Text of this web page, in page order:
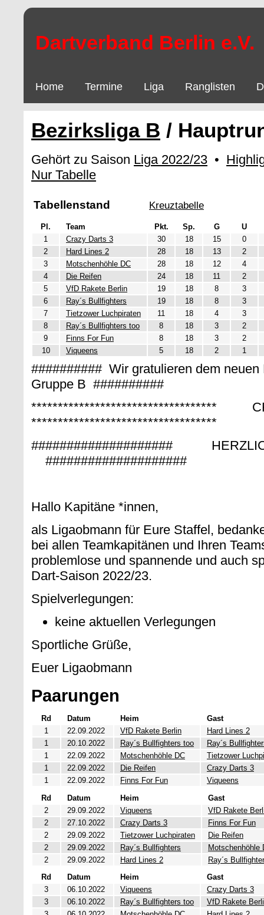
Dartverband Berlin e.V.
Home Termine Liga Ranglisten
Bezirksliga B /
Gehört zu Saison Liga 2022/23 •
Nur Tabelle
Tabellenstand Kreuztabelle
Pl. Team Pkt. Sp. G
U
1
Crazy Darts 3 30 18 15
0
2
Hard Lines 2 28 18 13
2
3
Motschenhöhle DC 28 18 12
4
4
Die Reifen 24 18 11
2
5
VfD Rakete Berlin 19 18 8
3
6
Ray´s Bullfighters 19 18 8
3
7
Tietzower Luchpiraten 11 18 4
3
8
Ray´s Bullfighters too 8 18 3
2
9
Finns For Fun 8 18 3
2
10
Viqueens 5 18 2 1
########## Wir gratulieren dem
Gruppe B ##########
***********************************
***********************************
####################
####################
Hallo Kapitäne *innen,
als Ligaobmann für Eure Staffel,
bei allen Teamkapitänen und Ihren
problemlose und spannende und auch
Dart-Saison 2022/23.
Spielverlegungen:
keine aktuellen Verlegungen
Sportliche Grüße,
Euer Ligaobmann
Paarungen
Rd Datum Heim
Gast
1
22.09.2022 VfD Rakete Berlin
Hard Lines 2
1
20.10.2022 Ray´s Bullfighters too
Ray´s
1
22.09.2022 Motschenhöhle DC
Tietzower
1
22.09.2022 Die Reifen
Crazy Darts 3
1
22.09.2022 Finns For Fun
Viqueens
Rd
Datum Heim
Gast
2
29.09.2022 Viqueens
VfD Rakete
2
27.10.2022 Crazy Darts 3
Finns For Fun
2
29.09.2022 Tietzower Luchpiraten
Die Reifen
2
29.09.2022 Ray´s Bullfighters
Motschenhöhle
2
29.09.2022 Hard Lines 2
Ray´s
Rd
Datum Heim
Gast
3
06.10.2022 Viqueens
Crazy Darts 3
3
06.10.2022 Ray´s Bullfighters too
VfD Rakete